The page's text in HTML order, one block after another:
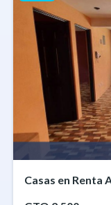
Casas en Renta